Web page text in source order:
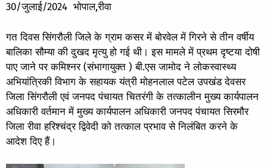
30/जुलाई/2024 भोपाल,रीवा
गत दिवस सिंगरौली जिले के ग्राम कसर में बोरवेल में गिरने से तीन वर्षीय
बालिका सौम्या कीदुखदमृत्यु हो गई थी। इस मामले में प्रथम दृष्टया दोषी
पाए जाने पर कमिश्नर (संभागायुक्त ) बी.एस जामोद ने लोकस्वास्थ्य
अभियांत्रिकी विभाग के सहायक यंत्री मोहनलाल पटेल उपखंड देवसर
जिला सिंगरौली एवं जनपद पंचायत चितरंगी के तत्कालीन मुख्य कार्यपालन
अधिकारी वर्तमान में मुख्य कार्यपालन अधिकारी जनपद पंचायत सिरमौर
जिला रीवा हरिश्चंद्र द्विवेदी को तत्काल प्रभाव से निलंबित करने के
आदेश दिए हैं।